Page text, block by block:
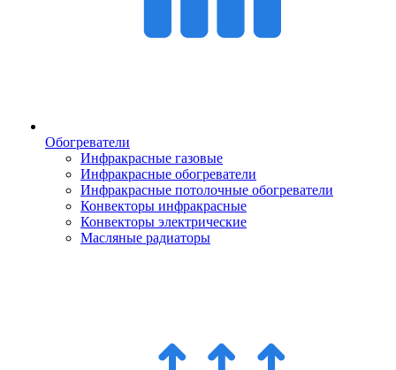
Обогреватели
Инфракрасные газовые
Инфракрасные обогреватели
Инфракрасные потолочные обогреватели
Конвекторы инфракрасные
Конвекторы электрические
Масляные радиаторы